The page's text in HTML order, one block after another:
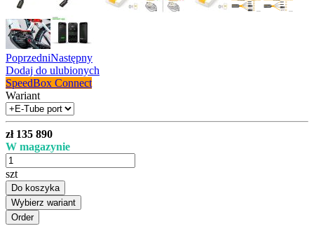
PoprzedniNastępny
Dodaj do ulubionych
SpeedBox Connect
Wariant
zł 135 890
W magazynie
szt
Do koszyka
Wybierz wariant